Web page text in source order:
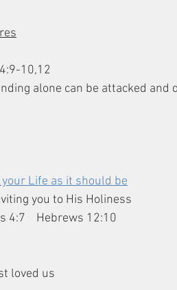
10,12
your Life as it should be
you to His Holiness
4:7    Hebrews 12:10
loved us